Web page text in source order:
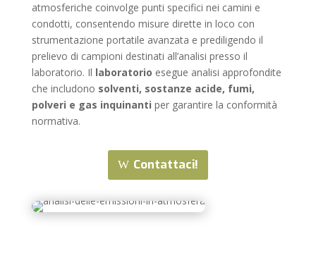
atmosferiche coinvolge punti specifici nei camini e
condotti, consentendo misure dirette in loco con
strumentazione portatile avanzata e prediligendo il
prelievo di campioni destinati all’analisi presso il
laboratorio. Il laboratorio esegue analisi approfondite
che includono solventi, sostanze acide, fumi,
polveri e gas inquinanti per garantire la conformità
normativa.
Contattaci!